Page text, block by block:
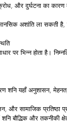
और दुर्घटना का
अशांति ला सकती
पर भिन्न होता है।
शनि यहाँ अनुशासन,
और सामाजिक प्रतिष्ठा
बौद्धिक और तकनीकी